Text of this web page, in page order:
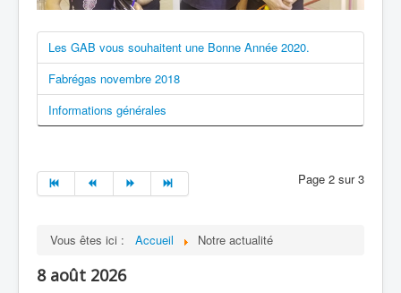
Les GAB vous souhaitent une Bonne Année 2020.
Fabrégas novembre 2018
Informations générales
Page 2 sur 3
Vous êtes ici : Accueil Notre actualité
8 août 2026